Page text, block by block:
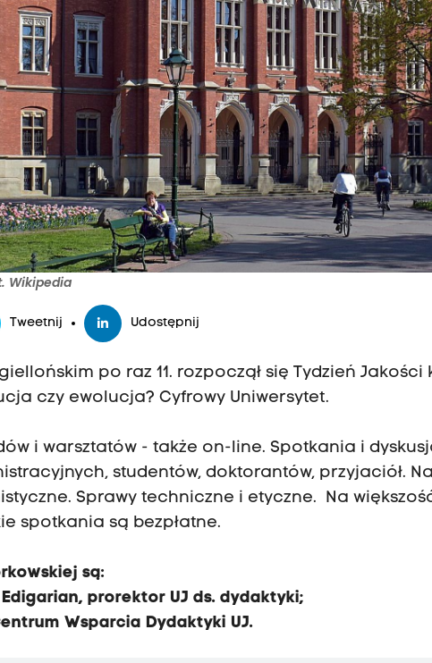
Wikipedia
Tweetnij Udostępnij
po raz 11. rozpoczął się Tydzień Jakości
czy ewolucja? Cyfrowy Uniwersytet.
i warsztatów - także on-line. Spotkania i
studentów, doktorantów, przyjaciół.
Sprawy techniczne i etyczne. Na
spotkania są bezpłatne.
są:
prorektor UJ ds. dydaktyki;
Wsparcia Dydaktyki UJ.